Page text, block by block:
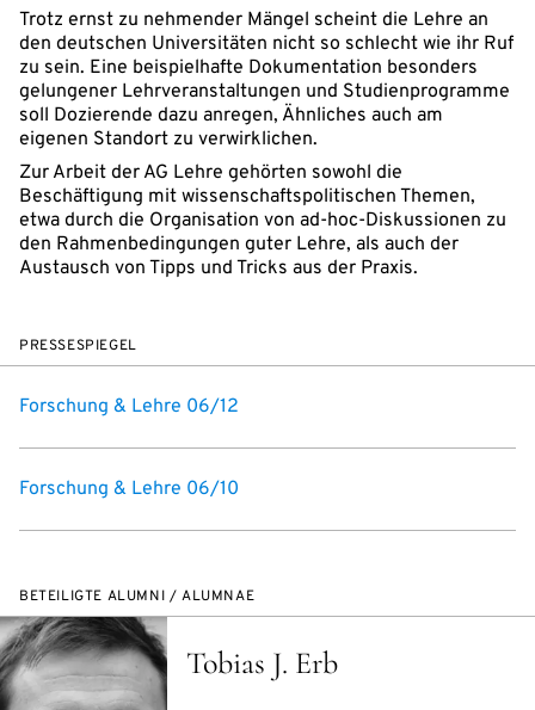
Trotz ernst zu nehmender Mängel scheint die Lehre an
den deutschen Universitäten nicht so schlecht wie ihr Ruf
zu sein. Eine beispielhafte Dokumentation besonders
gelungener Lehrveranstaltungen und Studienprogramme
soll Dozierende dazu anregen, Ähnliches auch am
eigenen Standort zu verwirklichen.
Zur Arbeit der AG Lehre gehörten sowohl die
Beschäftigung mit wissenschaftspolitischen Themen,
etwa durch die Organisation von ad-hoc-Diskussionen zu
den Rahmenbedingungen guter Lehre, als auch der
Austausch von Tipps und Tricks aus der Praxis.
PRESSESPIEGEL
Forschung & Lehre 06/12
Forschung & Lehre 06/10
BETEILIGTE ALUMNI / ALUMNAE
Tobias J. Erb